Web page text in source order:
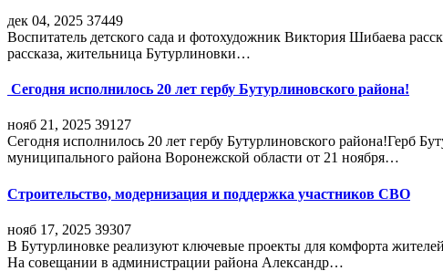
дек 04, 2025 37449
Воспитатель детского сада и фотохудожник Виктория Шибаева
рассказа, жительница Бутурлиновки…
Сегодня исполнилось 20 лет гербу Бутурлиновского района!
нояб 21, 2025 39127
Сегодня исполнилось 20 лет гербу Бутурлиновского района!Герб
муниципального района Воронежской области от 21 ноября…
Строительство, модернизация и поддержка участников СВО
нояб 17, 2025 39307
В Бутурлиновке реализуют ключевые проекты для комфорта
На совещании в администрации района Александр…